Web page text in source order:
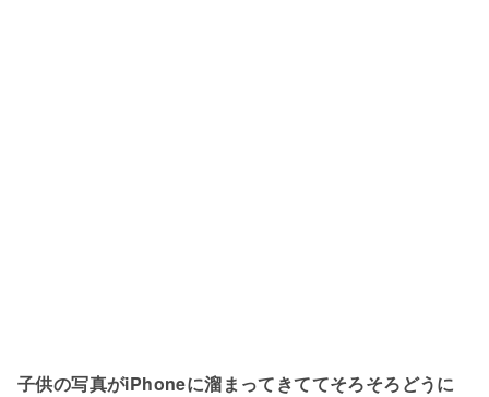
子供の写真がiPhoneに溜まってきててそろそろどうに